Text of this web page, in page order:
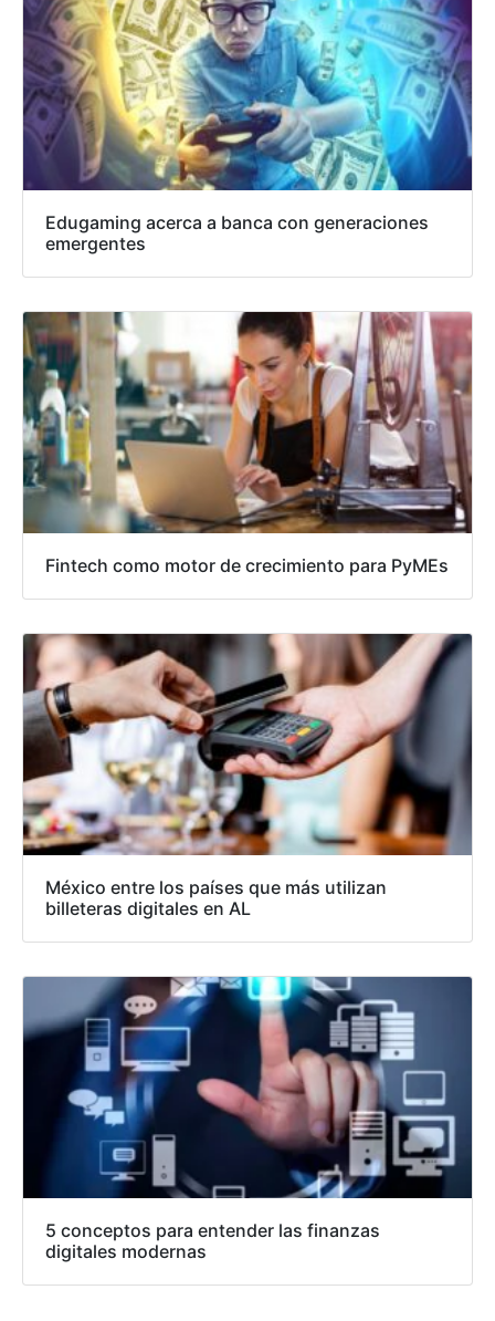
Edugaming acerca a banca con generaciones
emergentes
Fintech como motor de crecimiento para PyMEs
México entre los países que más utilizan
billeteras digitales en AL
5 conceptos para entender las finanzas
digitales modernas